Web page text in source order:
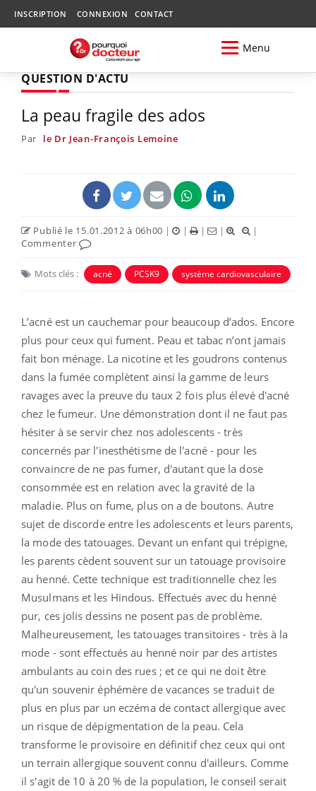
INSCRIPTION CONNEXION CONTACT
Menu
QUESTION D'ACTU
La peau fragile des ados
Par le Dr Jean-François Lemoine
Publié le 15.01.2012 à 06h00 | | | |
|
Commenter
Mots clés : acné PCSK9 système cardiovasculaire
L’acné est un cauchemar pour beaucoup d’ados. Encore
plus pour ceux qui fument. Peau et tabac n’ont jamais
fait bon ménage. La nicotine et les goudrons contenus
dans la fumée complètent ainsi la gamme de leurs
ravages avec la preuve du taux 2 fois plus élevé d'acné
chez le fumeur. Une démonstration dont il ne faut pas
hésiter à se servir chez nos adolescents - très
concernés par l'inesthétisme de l'acné - pour les
convaincre de ne pas fumer, d'autant que la dose
consommée est en relation avec la gravité de la
maladie. Plus on fume, plus on a de boutons. Autre
sujet de discorde entre les adolescents et leurs parents,
la mode des tatouages. Devant un enfant qui trépigne,
les parents cèdent souvent sur un tatouage provisoire
au henné. Cette technique est traditionnelle chez les
Musulmans et les Hindous. Effectués avec du henné
pur, ces jolis dessins ne posent pas de problème.
Malheureusement, les tatouages transitoires - très à la
mode - sont effectués au henné noir par des artistes
ambulants au coin des rues ; et ce qui ne doit être
qu'un souvenir éphémère de vacances se traduit de
plus en plus par un eczéma de contact allergique avec
un risque de dépigmentation de la peau. Cela
transforme le provisoire en définitif chez ceux qui ont
un terrain allergique souvent connu d'ailleurs. Comme
il s'agit de 10 à 20 % de la population, le conseil serait